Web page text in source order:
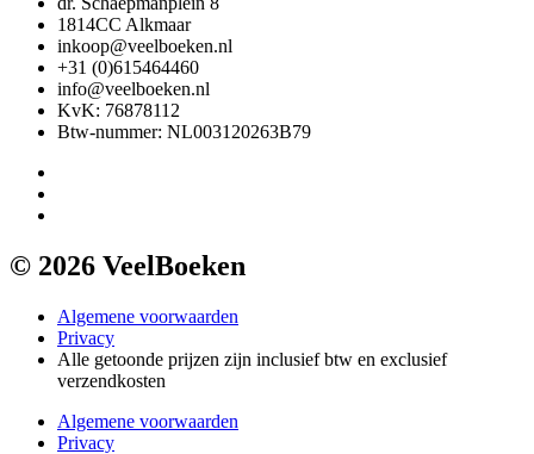
1814CC Alkmaar
inkoop@veelboeken.nl
+31 (0)615464460
info@veelboeken.nl
KvK: 76878112
Btw-nummer: NL003120263B79
© 2026 VeelBoeken
Algemene voorwaarden
Privacy
Alle getoonde prijzen zijn inclusief btw en exclusief
verzendkosten
Algemene voorwaarden
Privacy